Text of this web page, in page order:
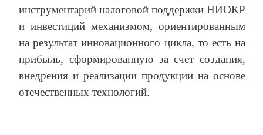
инструментарий налоговой поддержки НИОКР
и инвестиций механизмом, ориентированным
на результат инновационного цикла, то есть на
прибыль, сформированную за счет создания,
внедрения и реализации продукции на основе
отечественных технологий.